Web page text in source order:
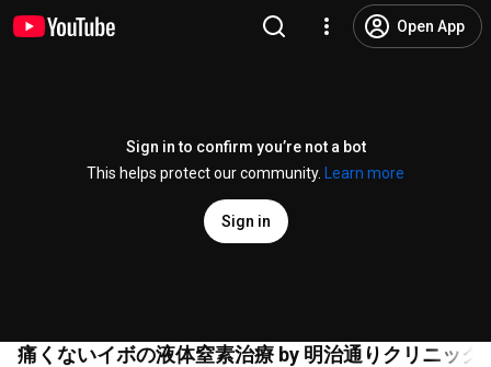
Open App
Sign in to confirm you’re not a bot
This helps protect our community.
Learn more
Sign in
痛くないイボの液体窒素治療 by 明治通りクリニック